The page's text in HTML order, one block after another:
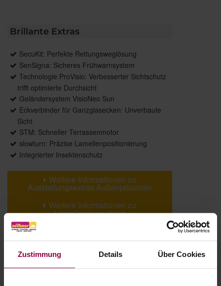
Zustimmung Details Über Cookies
Brillante Extras
SecuKit: Perfekte Rettungsweglösung
SenSigna: Sicheres Frühwarnsystem
Technologie ProVisio: Verbesserter Sichtschutz
trifft optimierte Durchsicht
Geländersystem VisioNeo Sun
Eckverbinder für Ganzglasecken: Unverbaute
Sicht
STM: Schneller Terrassenmotor
slowturn: Präzise Lamellenpositionierung
Integrierter Insektenschutz
Weitere Informationen zu
Ausstattungsextras Außenjalousien
Weitere Informationen zu
Lamellengeometrien
Farben